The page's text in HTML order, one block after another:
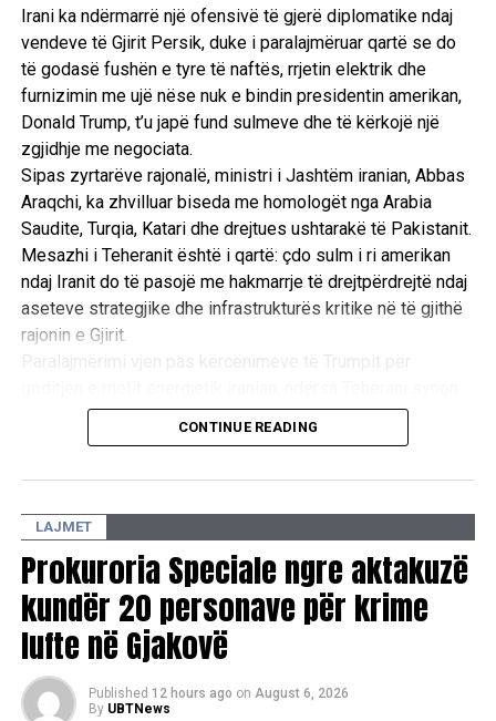
çdo vit në botë. Përafërsisht 290.000 nga këto vdekje
ndodhin në vendet me të ardhura të larta, ndërsa 190.000
vdekje ndodhin në vendet me të ardhura të mesme dhe të
ulëta.
RELATED TOPICS: IKSHPK PRISHTINE NDOTJA E AJRIT
UP NEXT
Kryeministri spanjoll Sanchez, akuzon pronarët e
mediave sociale: Duan të rrëzojnë demokracinë!
DON'T MISS
Indi: Nxiten protesta, shkak mbetjet toksike nga
rrjedhja më vdekjeprurëse e gazit në botë
Irani ka ndërmarrë një ofensivë të gjerë diplomatike ndaj
vendeve të Gjirit Persik, duke i paralajmëruar qartë se do
të godasë fushën e tyre të naftës, rrjetin elektrik dhe
furnizimin me ujë nëse nuk e bindin presidentin amerikan,
Donald Trump, t’u japë fund sulmeve dhe të kërkojë një
zgjidhje me negociata.
Sipas zyrtarëve rajonalë, ministri i Jashtëm iranian, Abbas
Araqchi, ka zhvilluar biseda me homologët nga Arabia
Saudite, Turqia, Katari dhe drejtues ushtarakë të Pakistanit.
Mesazhi i Teheranit është i qartë: çdo sulm i ri amerikan
ndaj Iranit do të pasojë me hakmarrje të drejtpërdrejtë ndaj
aseteve strategjike dhe infrastrukturës kritike në të gjithë
rajonin e Gjirit.
ta përdorë rrezikun e një tronditjeje të madhe ekonomike
globale si mjet trysnie për të shmangur përshkallëzimin
CONTINUE READING
LAJMET
Prokuroria Speciale ngre aktakuzë
kundër 20 personave për krime
lufte në Gjakovë
Published 12 hours ago on August 6, 2026
By UBTNews